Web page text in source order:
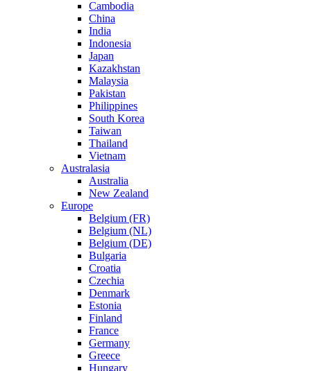
Cambodia
China
India
Indonesia
Japan
Kazakhstan
Malaysia
Pakistan
Philippines
South Korea
Taiwan
Thailand
Vietnam
Australasia
Australia
New Zealand
Europe
Belgium (FR)
Belgium (NL)
Belgium (DE)
Bulgaria
Croatia
Czechia
Denmark
Estonia
Finland
France
Germany
Greece
Hungary